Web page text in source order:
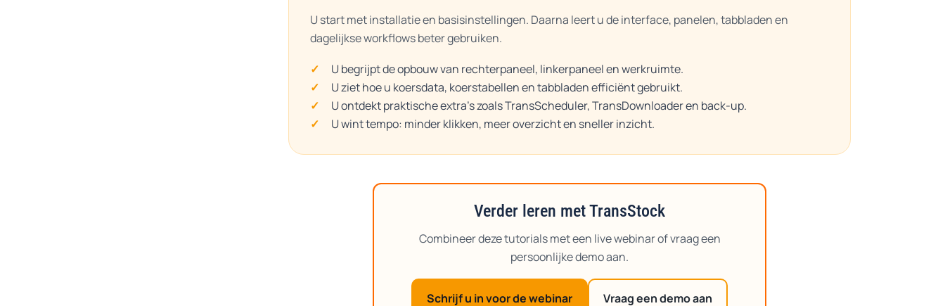
U start met installatie en basisinstellingen. Daarna leert u de interface, panelen, tabbladen en
dagelijkse workflows beter gebruiken.
U begrijpt de opbouw van rechterpaneel, linkerpaneel en werkruimte.
U ziet hoe u koersdata, koerstabellen en tabbladen efficiënt gebruikt.
U ontdekt praktische extra’s zoals TransScheduler, TransDownloader en back-up.
U wint tempo: minder klikken, meer overzicht en sneller inzicht.
Verder leren met TransStock
Combineer deze tutorials met een live webinar of vraag een
persoonlijke demo aan.
Schrijf u in voor de webinar Vraag een demo aan